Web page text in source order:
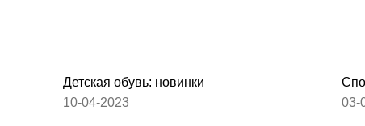
Детская обувь: новинки
10-04-2023
03-